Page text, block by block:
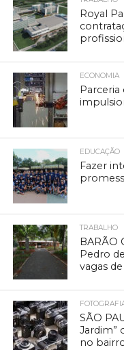
Royal
ECONOMIA
Parceria
EDUCAÇÃO
Fazer
TRABALHO
BARÃO
Pedro
vagas
SÃO
Jardim”
no